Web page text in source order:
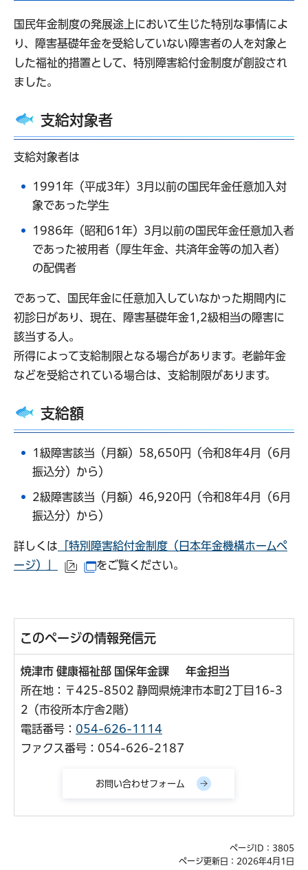
国民年金制度の発展途上において生じた特別な事情によ
り、障害基礎年金を受給していない障害者の人を対象と
した福祉的措置として、特別障害給付金制度が創設され
ました。
支給対象者
支給対象者は
1991年（平成3年）3月以前の国民年金任意加入対
象であった学生
1986年（昭和61年）3月以前の国民年金任意加入者
であった被用者（厚生年金、共済年金等の加入者）
の配偶者
であって、国民年金に任意加入していなかった期間内に
初診日があり、現在、障害基礎年金1,2級相当の障害に
該当する人。
所得によって支給制限となる場合があります。老齢年金
などを受給されている場合は、支給制限があります。
支給額
1級障害該当（月額）58,650円（令和8年4月（6月
振込分）から）
2級障害該当（月額）46,920円（令和8年4月（6月
振込分）から）
詳しくは 「特別障害給付金制度（日本年金機構ホームペ
ージ）」
（外部サイトへリンク）
（別ウインドウで開きます）
をご覧ください。
このページの情報発信元
焼津市 健康福祉部 国保年金課 年金担当
所在地：〒425-8502 静岡県焼津市本町2丁目16-3
2（市役所本庁舎2階）
電話番号： 054-626-1114
ファクス番号：054-626-2187
ページID：3805
ページ更新日：2026年4月1日